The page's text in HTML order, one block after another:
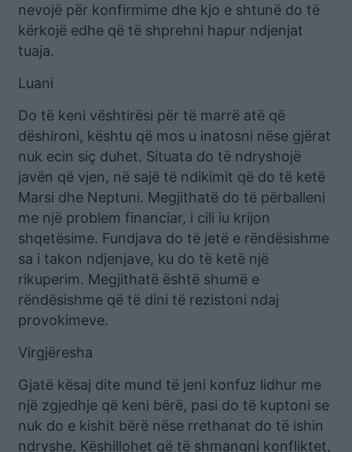
nevojë për konfirmime dhe kjo e shtunë do të
kërkojë edhe që të shprehni hapur ndjenjat
tuaja.
Luani
Do të keni vështirësi për të marrë atë që
dëshironi, kështu që mos u inatosni nëse gjërat
nuk ecin siç duhet. Situata do të ndryshojë
javën që vjen, në sajë të ndikimit që do të ketë
Marsi dhe Neptuni. Megjithatë do të përballeni
me një problem financiar, i cili iu krijon
shqetësime. Fundjava do të jetë e rëndësishme
sa i takon ndjenjave, ku do të ketë një
rikuperim. Megjithatë është shumë e
rëndësishme që të dini të rezistoni ndaj
provokimeve.
Virgjëresha
Gjatë kësaj dite mund të jeni konfuz lidhur me
një zgjedhje që keni bërë, pasi do të kuptoni se
nuk do e kishit bërë nëse rrethanat do të ishin
ndryshe. Këshillohet që të shmangni konfliktet,